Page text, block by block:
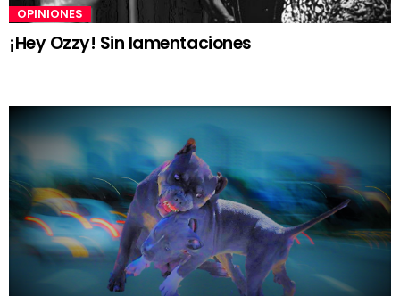
OPINIONES
¡Hey Ozzy! Sin lamentaciones